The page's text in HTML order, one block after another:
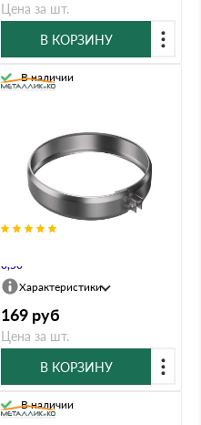
Цена за шт.
В КОРЗИНУ
0,50
В наличии
Характеристики
169 руб
Цена за шт.
В КОРЗИНУ
В наличии